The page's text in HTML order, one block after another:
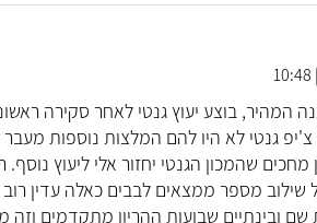
מחכים שהמכון הגנטי יחזור אלי ליעוץ
מספר ממצאים לבבים כאלה עדין רוב
ובינתיים שבועות ההריון מתקדמים